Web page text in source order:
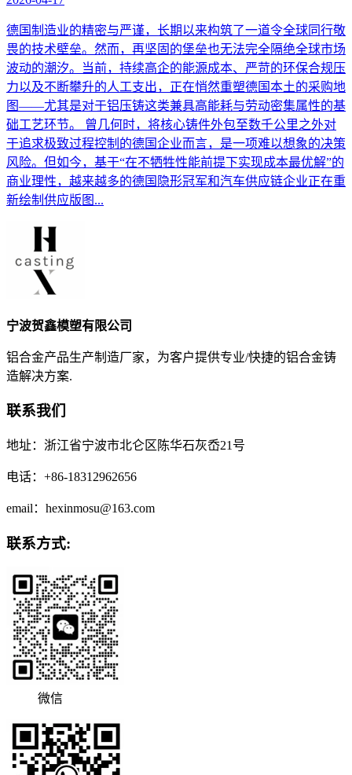
德国制造业的精密与严谨，长期以来构筑了一道令全球同行敬
畏的技术壁垒。然而，再坚固的堡垒也无法完全隔绝全球市场
波动的潮汐。当前，持续高企的能源成本、严苛的环保合规压
力以及不断攀升的人工支出，正在悄然重塑德国本土的采购地
图——尤其是对于铝压铸这类兼具高能耗与劳动密集属性的基
础工艺环节。 曾几何时，将核心铸件外包至数千公里之外对
于追求极致过程控制的德国企业而言，是一项难以想象的决策
风险。但如今，基于“在不牺牲性能前提下实现成本最优解”的
商业理性，越来越多的德国隐形冠军和汽车供应链企业正在重
新绘制供应版图...
宁波贺鑫模塑有限公司
铝合金产品生产制造厂家，为客户提供专业/快捷的铝合金铸
造解决方案.
联系我们
地址：浙江省宁波市北仑区陈华石灰岙21号
电话：+86-18312962656
email：hexinmosu@163.com
联系方式:
微信